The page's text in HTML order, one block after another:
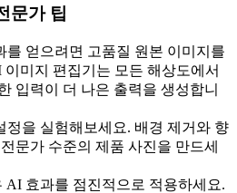
문가 팁
를 얻으려면 고품질 원본 이미지를
미지 편집기는 모든 해상도에서
입력이 더 나은 출력을 생성합니
정을 실험해보세요. 배경 제거와 향
문가 수준의 제품 사진을 만드세
AI 효과를 점진적으로 적용하세요.